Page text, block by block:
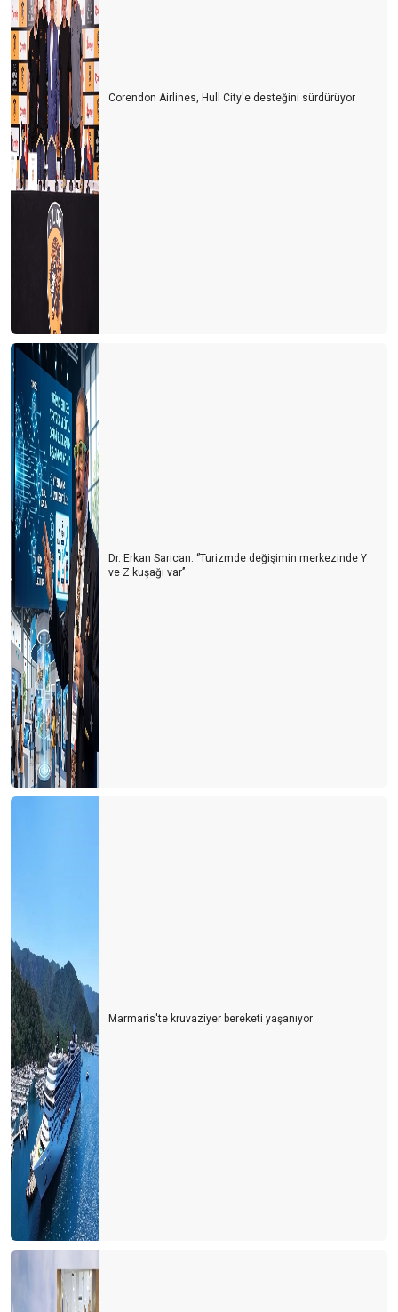
Corendon Airlines, Hull City'e desteğini sürdürüyor
Dr. Erkan Sarıcan: ‘’Turizmde değişimin merkezinde Y
ve Z kuşağı var’’
Marmaris'te kruvaziyer bereketi yaşanıyor